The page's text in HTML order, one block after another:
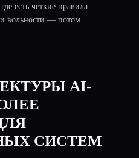
есть четкие правила
вольности — потом.
AI-
СИСТЕМ